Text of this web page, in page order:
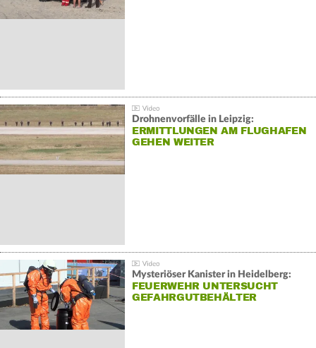
Drohnenvorfälle in Leipzig:
ERMITTLUNGEN AM FLUGHAFEN
GEHEN WEITER
Mysteriöser Kanister in Heidelberg:
FEUERWEHR UNTERSUCHT
GEFAHRGUTBEHÄLTER